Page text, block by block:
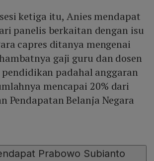
ketiga itu, Anies mendapat
panelis berkaitan dengan isu
capres ditanya mengenai
gaji guru dan dosen
padahal anggaran
mencapai 20% dari
Pendapatan Belanja Negara
Prabowo Subianto